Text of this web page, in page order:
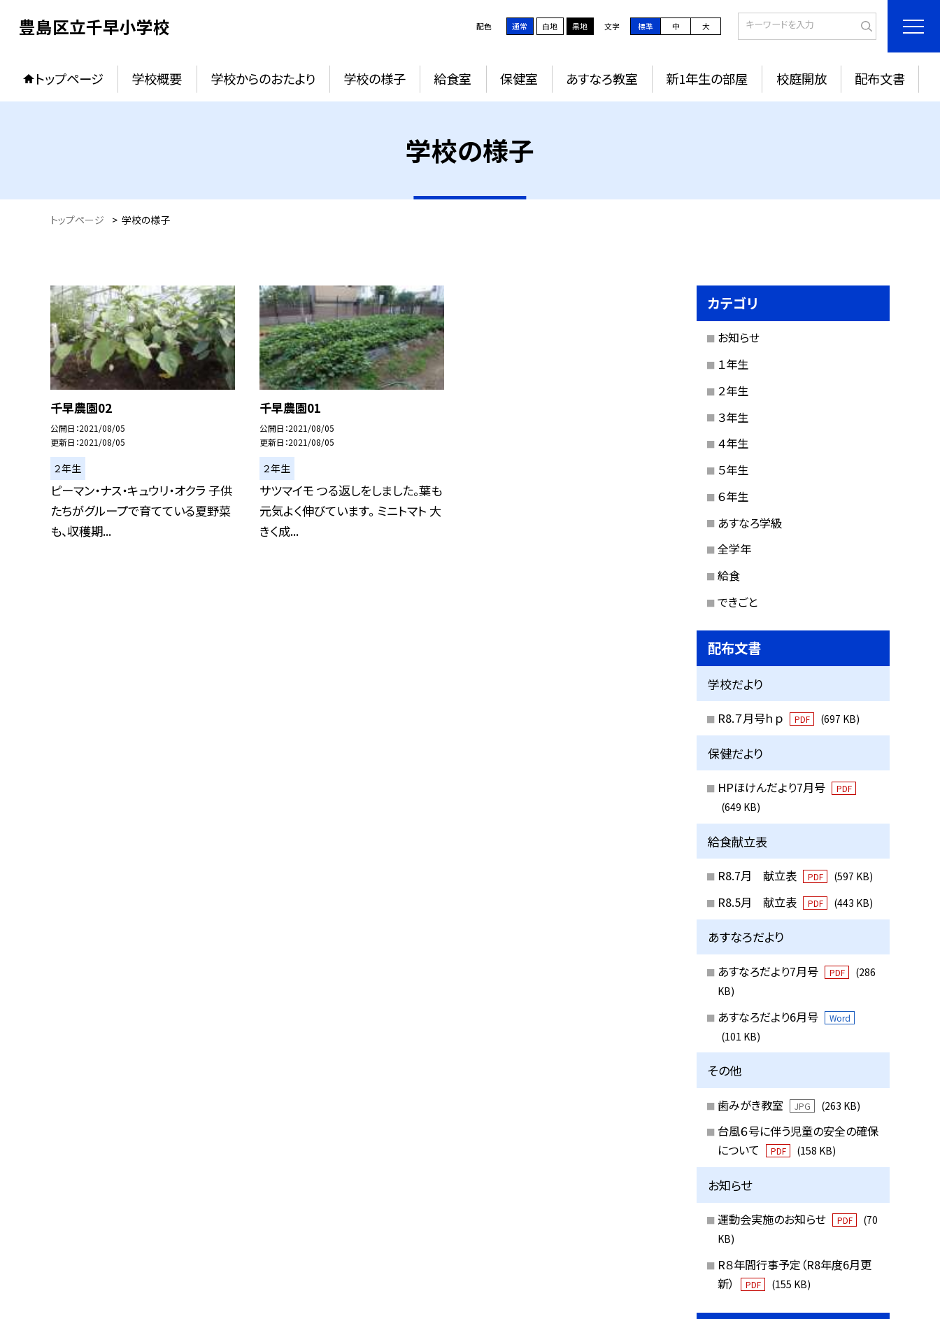
豊島区立千早小学校 配色 通常 白地 黒地 文字 標準 中 大
トップページ 学校概要 学校からのおたより 学校の様子 給食室 保健室 あすなろ教室 新1年生の部屋 校庭開放 配布文書
学校の様子
トップページ > 学校の様子
千早農園02
公開日 2021/08/05
更新日 2021/08/05
２年生
ピーマン・ナス・キュウリ・オクラ 子供
たちがグループで育てている夏野菜
も、収穫期...
千早農園01
公開日 2021/08/05
更新日 2021/08/05
２年生
サツマイモ つる返しをしました。葉も
元気よく伸びています。 ミニトマト 大
きく成...
カテゴリ
お知らせ
１年生
２年生
３年生
４年生
５年生
６年生
あすなろ学級
全学年
給食
できごと
配布文書
学校だより
R8.７月号ｈｐ PDF (697 KB)
保健だより
HPほけんだより7月号 PDF
(649 KB)
給食献立表
R8.7月 献立表 PDF (597 KB)
R8.5月 献立表 PDF (443 KB)
あすなろだより
あすなろだより7月号 PDF
(286
KB)
あすなろだより6月号 Word
(101 KB)
その他
歯みがき教室 JPG (263 KB)
台風６号に伴う児童の安全の確保
について
PDF (158 KB)
お知らせ
運動会実施のお知らせ PDF
(70
KB)
R８年間行事予定（R8年度6月更
新）
PDF (155 KB)